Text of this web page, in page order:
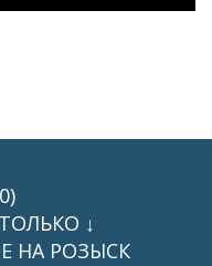
↓
НА РОЗЫСК